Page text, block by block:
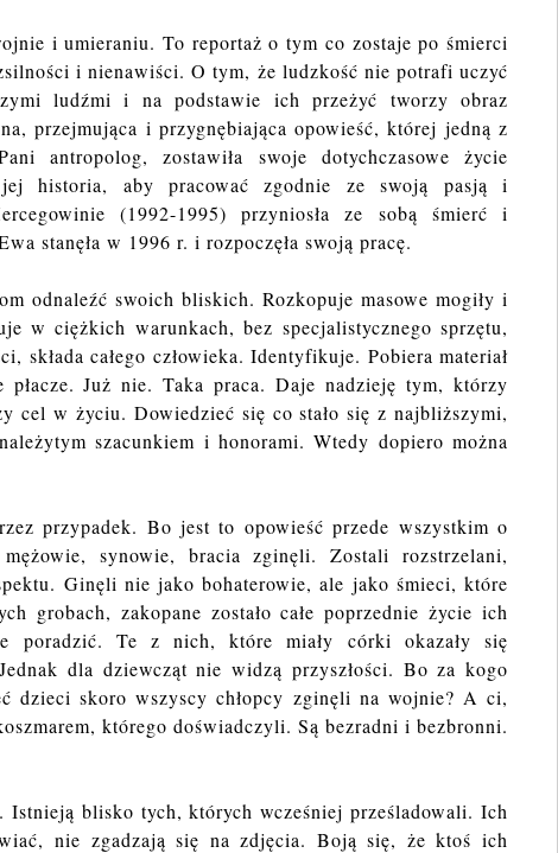
i umieraniu. To reportaż o tym co zostaje po śmierci
i nienawiści. O tym, że ludzkość nie potrafi uczyć
ludźmi i na podstawie ich przeżyć tworzy obraz
przejmująca i przygnębiająca opowieść, której jedną z
antropolog, zostawiła swoje dotychczasowe życie
historia, aby pracować zgodnie ze swoją pasją i
(1992-1995) przyniosła ze sobą śmierć i
stanęła w 1996 r. i rozpoczęła swoją pracę.
odnaleźć swoich bliskich. Rozkopuje masowe mogiły i
w ciężkich warunkach, bez specjalistycznego sprzętu,
całego człowieka. Identyfikuje. Pobiera materiał
Już nie. Taka praca. Daje nadzieję tym, którzy
cel w życiu. Dowiedzieć się co stało się z najbliższymi,
szacunkiem i honorami. Wtedy dopiero można
przypadek. Bo jest to opowieść przede wszystkim o
synowie, bracia zginęli. Zostali rozstrzelani,
Ginęli nie jako bohaterowie, ale jako śmieci, które
grobach, zakopane zostało całe poprzednie życie ich
poradzić. Te z nich, które miały córki okazały się
dla dziewcząt nie widzą przyszłości. Bo za kogo
dzieci skoro wszyscy chłopcy zginęli na wojnie? A ci,
którego doświadczyli. Są bezradni i bezbronni.
blisko tych, których wcześniej prześladowali. Ich
nie zgadzają się na zdjęcia. Boją się, że ktoś ich